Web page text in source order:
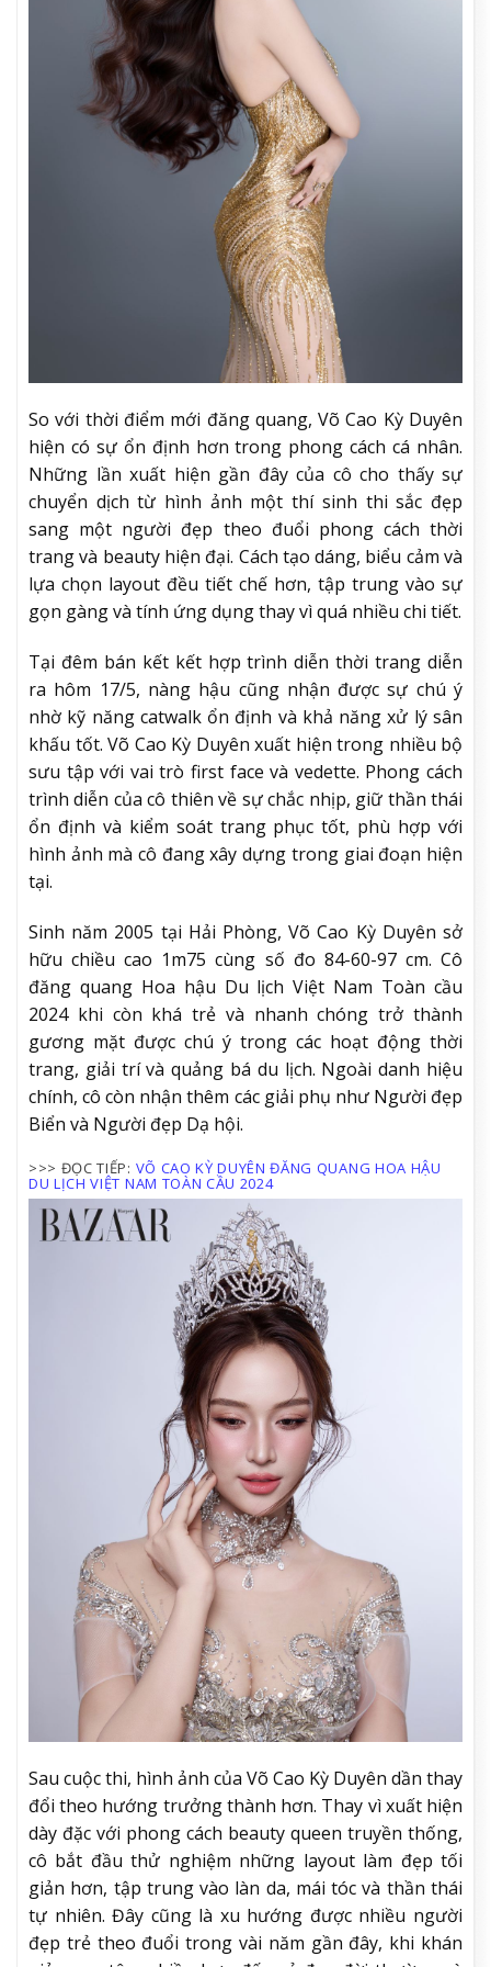
So với thời điểm mới đăng quang, Võ Cao Kỳ Duyên
hiện có sự ổn định hơn trong phong cách cá nhân.
Những lần xuất hiện gần đây của cô cho thấy sự
chuyển dịch từ hình ảnh một thí sinh thi sắc đẹp
sang một người đẹp theo đuổi phong cách thời
trang và beauty hiện đại. Cách tạo dáng, biểu cảm và
lựa chọn layout đều tiết chế hơn, tập trung vào sự
gọn gàng và tính ứng dụng thay vì quá nhiều chi tiết.
Tại đêm bán kết kết hợp trình diễn thời trang diễn
ra hôm 17/5, nàng hậu cũng nhận được sự chú ý
nhờ kỹ năng catwalk ổn định và khả năng xử lý sân
khấu tốt. Võ Cao Kỳ Duyên xuất hiện trong nhiều bộ
sưu tập với vai trò first face và vedette. Phong cách
trình diễn của cô thiên về sự chắc nhịp, giữ thần thái
ổn định và kiểm soát trang phục tốt, phù hợp với
hình ảnh mà cô đang xây dựng trong giai đoạn hiện
tại.
Sinh năm 2005 tại Hải Phòng, Võ Cao Kỳ Duyên sở
hữu chiều cao 1m75 cùng số đo 84-60-97 cm. Cô
đăng quang Hoa hậu Du lịch Việt Nam Toàn cầu
2024 khi còn khá trẻ và nhanh chóng trở thành
gương mặt được chú ý trong các hoạt động thời
trang, giải trí và quảng bá du lịch. Ngoài danh hiệu
chính, cô còn nhận thêm các giải phụ như Người đẹp
Biển và Người đẹp Dạ hội.
>>> ĐỌC TIẾP: VÕ CAO KỲ DUYÊN ĐĂNG QUANG HOA HẬU
DU LỊCH VIỆT NAM TOÀN CẦU 2024
Sau cuộc thi, hình ảnh của Võ Cao Kỳ Duyên dần thay
đổi theo hướng trưởng thành hơn. Thay vì xuất hiện
dày đặc với phong cách beauty queen truyền thống,
cô bắt đầu thử nghiệm những layout làm đẹp tối
giản hơn, tập trung vào làn da, mái tóc và thần thái
tự nhiên. Đây cũng là xu hướng được nhiều người
đẹp trẻ theo đuổi trong vài năm gần đây, khi khán